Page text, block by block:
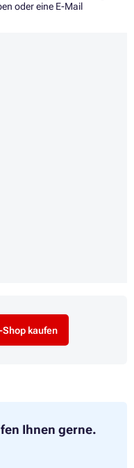
oder eine E-Mail
Shop kaufen
Ihnen gerne.